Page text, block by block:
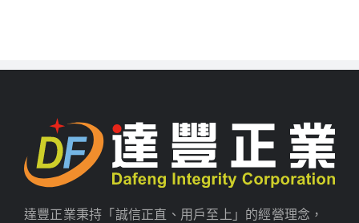
達豐正業秉持「誠信正直、用戶至上」的經營理念，